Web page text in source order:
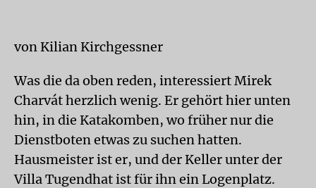
von Kilian Kirchgessner
Was die da oben reden, interessiert Mirek
Charvát herzlich wenig. Er gehört hier unten
hin, in die Katakomben, wo früher nur die
Dienstboten etwas zu suchen hatten.
Hausmeister ist er, und der Keller unter der
Villa Tugendhat ist für ihn ein Logenplatz.